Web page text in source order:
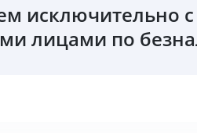
исключительно
лицами по